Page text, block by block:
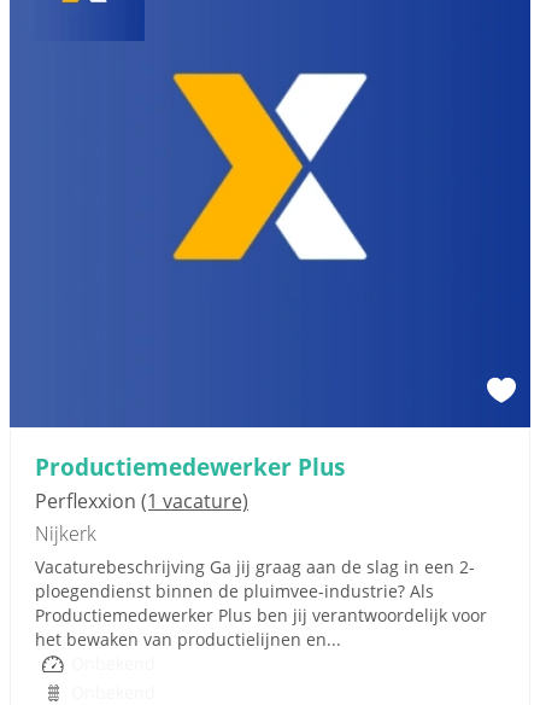
Productiemedewerker Plus
Perflexxion (1 vacature)
Nijkerk
Vacaturebeschrijving Ga jij graag aan de slag in een 2-
ploegendienst binnen de pluimvee-industrie? Als
Productiemedewerker Plus ben jij verantwoordelijk voor
het bewaken van productielijnen en...